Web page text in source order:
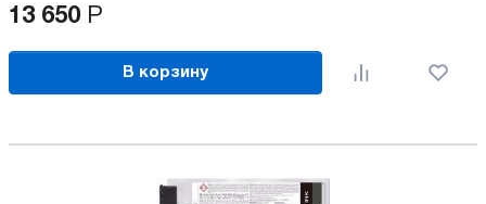
13 650 Р
В корзину